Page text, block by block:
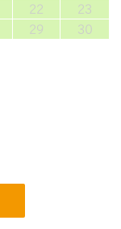
22
23
29
30